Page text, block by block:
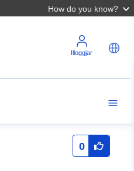
How do you know?
Illoggjar
0